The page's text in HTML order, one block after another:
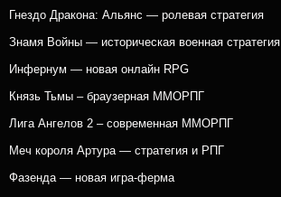
Гнездо Дракона: Альянс — ролевая стратегия
Знамя Войны — историческая военная стратегия
Инфернум — новая онлайн RPG
Князь Тьмы – браузерная ММОРПГ
Лига Ангелов 2 – современная ММОРПГ
Меч короля Артура — стратегия и РПГ
Фазенда — новая игра-ферма